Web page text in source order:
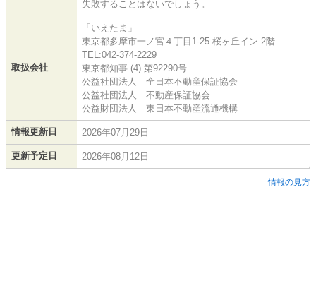
失敗することはないでしょう。
取扱会社
「いえたま」
東京都多摩市一ノ宮４丁目1-25 桜ヶ丘イン 2階
TEL:042-374-2229
東京都知事 (4) 第92290号
公益社団法人 全日本不動産保証協会
公益社団法人 不動産保証協会
公益財団法人 東日本不動産流通機構
情報更新日 2026年07月29日
更新予定日 2026年08月12日
情報の見方